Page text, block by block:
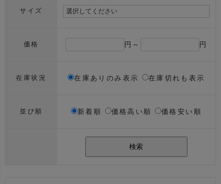
サイズ
価格 円～ 円
在庫状況 在庫ありのみ表示 在庫切れも表示
並び順 新着順 価格高い順 価格安い順
検索